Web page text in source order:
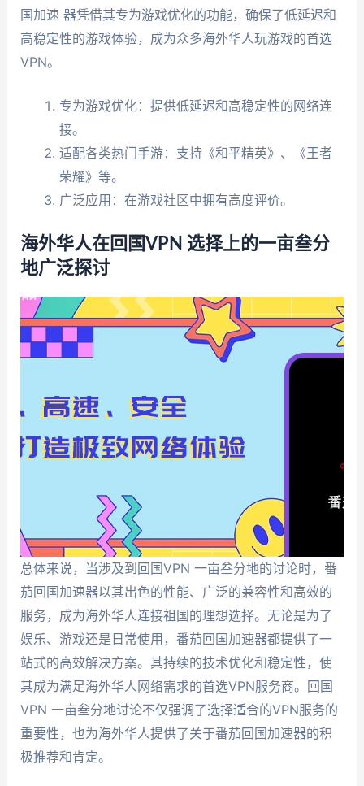
国加速 器凭借其专为游戏优化的功能，确保了低延迟和
高稳定性的游戏体验，成为众多海外华人玩游戏的首选
VPN。
专为游戏优化：提供低延迟和高稳定性的网络连
接。
适配各类热门手游：支持《和平精英》、《王者
荣耀》等。
广泛应用：在游戏社区中拥有高度评价。
海外华人在回国VPN 选择上的一亩叁分
地广泛探讨
总体来说，当涉及到回国VPN 一亩叁分地的讨论时，番
茄回国加速器以其出色的性能、广泛的兼容性和高效的
服务，成为海外华人连接祖国的理想选择。无论是为了
娱乐、游戏还是日常使用，番茄回国加速器都提供了一
站式的高效解决方案。其持续的技术优化和稳定性，使
其成为满足海外华人网络需求的首选VPN服务商。回国
VPN 一亩叁分地讨论不仅强调了选择适合的VPN服务的
重要性，也为海外华人提供了关于番茄回国加速器的积
极推荐和肯定。